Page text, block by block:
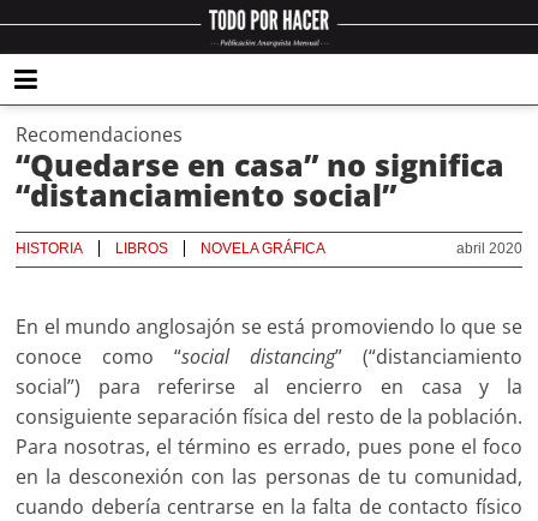
Recomendaciones
“Quedarse en casa” no significa
“distanciamiento social”
abril 2020
HISTORIA LIBROS NOVELA GRÁFICA
En el mundo anglosajón se está promoviendo lo que se
conoce como “social distancing” (“distanciamiento
social”) para referirse al encierro en casa y la
consiguiente separación física del resto de la población.
Para nosotras, el término es errado, pues pone el foco
en la desconexión con las personas de tu comunidad,
cuando debería centrarse en la falta de contacto físico